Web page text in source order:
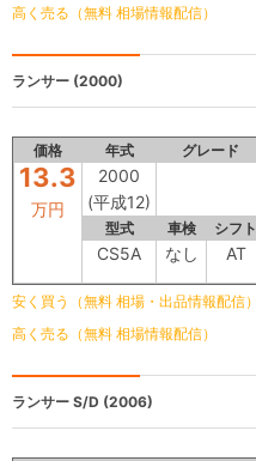
高く売る（無料 相場情報配信）
ランサー (2000)
価格 年式 グレード
13.3
万円
2000
(平成12)
型式 車検 シフト
CS5A なし AT
安く買う（無料 相場・出品情報配信）
高く売る（無料 相場情報配信）
ランサー S/D (2006)